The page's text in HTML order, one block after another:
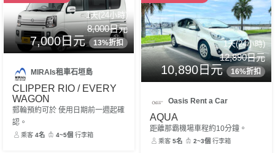
1天(24小時)
8,000日元
7,000日元 13%折扣
MIRAIs租車石垣島
CLIPPER RIO / EVERY
WAGON
郵輪預約可於 使用日期前一週起確
認。
乘客4名 4~5個 行李箱
1天(24小時)
12,890日元
10,890日元 16%折扣
Oasis Rent a Car
AQUA
距離那霸機場車程約10分鐘。
乘客5名 2~3個 行李箱